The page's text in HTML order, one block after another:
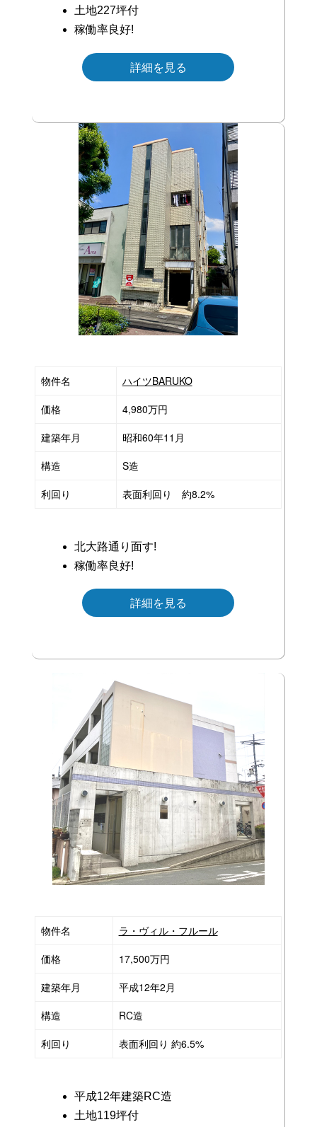
土地227坪付
稼働率良好!
詳細を見る
物件名
ハイツBARUKO
価格
4,980万円
建築年月
昭和60年11月
構造
S造
利回り
表面利回り 約8.2%
北大路通り面す!
稼働率良好!
詳細を見る
物件名
ラ・ヴィル・フルール
価格
17,500万円
建築年月
平成12年2月
構造
RC造
利回り
表面利回り 約6.5%
平成12年建築RC造
土地119坪付